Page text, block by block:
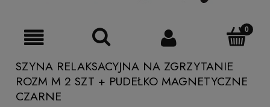
SZYNA RELAKSACYJNA NA ZGRZYTANIE
ROZM M 2 SZT + PUDEŁKO MAGNETYCZNE
CZARNE